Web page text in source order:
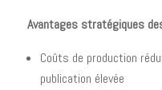
Avantages stratégiques
Coûts de production
publication élevée